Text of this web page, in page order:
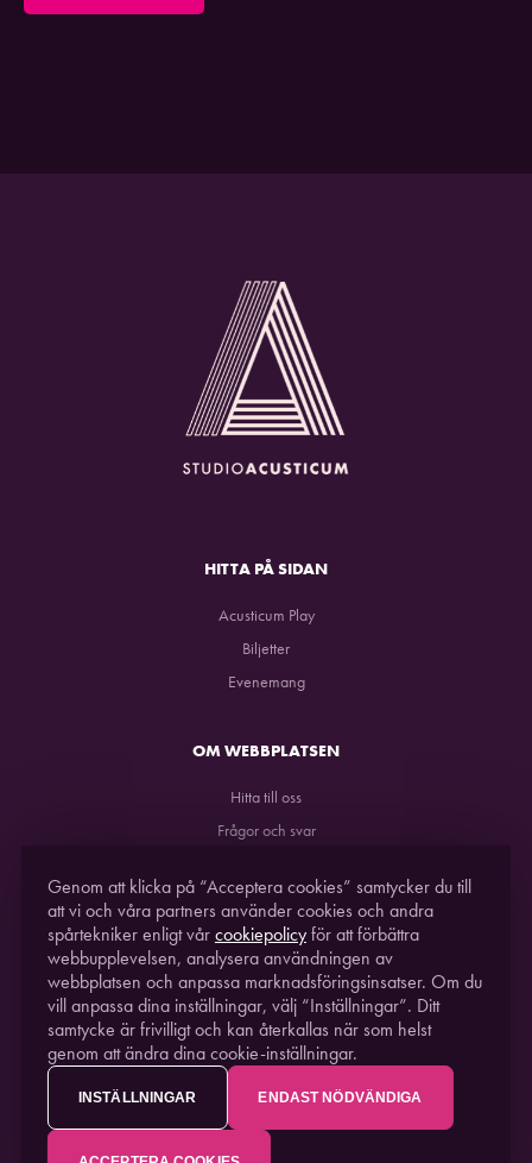
HITTA PÅ SIDAN
Acusticum Play
Biljetter
Evenemang
OM WEBBPLATSEN
Hitta till oss
Frågor och svar
STUDIO ACUSTICUM
SCIENCE PARK
Genom att klicka på “Acceptera cookies” samtycker du till
att vi och våra partners använder cookies och andra
spårtekniker enligt vårcookiepolicyför att förbättra
webbupplevelsen, analysera användningen av
webbplatsen och anpassa marknadsföringsinsatser. Om du
vill anpassa dina inställningar, välj “Inställningar”. Ditt
samtycke är frivilligt och kan återkallas när som helst
genom att ändra dina cookie-inställningar.
INSTÄLLNINGAR ENDAST NÖDVÄNDIGA